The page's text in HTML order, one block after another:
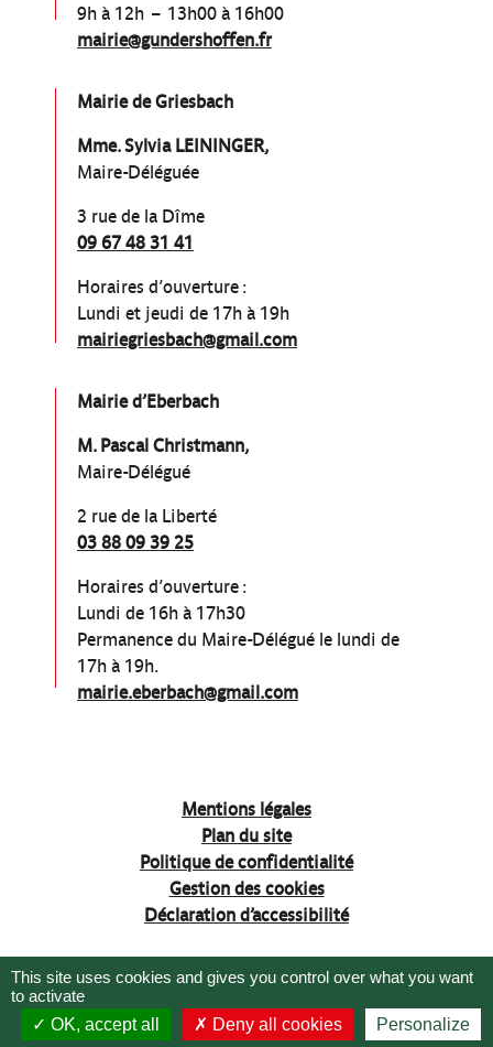
9h à 12h – 13h00 à 16h00
mairie@gundershoffen.fr
Mairie de Griesbach
Mme. Sylvia LEININGER,
Maire-Déléguée
3 rue de la Dîme
09 67 48 31 41
Horaires d’ouverture :
Lundi et jeudi de 17h à 19h
mairiegriesbach@gmail.com
Mairie d’Eberbach
M. Pascal Christmann,
Maire-Délégué
2 rue de la Liberté
03 88 09 39 25
Horaires d’ouverture :
Lundi de 16h à 17h30
Permanence du Maire-Délégué le lundi de
17h à 19h.
mairie.eberbach@gmail.com
Mentions légales
Plan du site
Politique de confidentialité
Gestion des cookies
Déclaration d’accessibilité
This site uses cookies and gives you control over what you want
to activate
OK, accept all
Deny all cookies
Personalize